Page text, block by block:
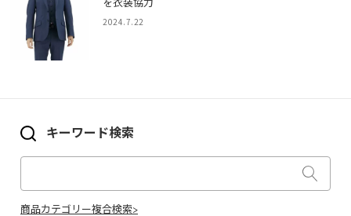
を衣装協力
2024.7.22
キーワード検索
商品カテゴリー複合検索>